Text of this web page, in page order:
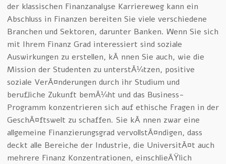
der klassischen Finanzanalyse Karriereweg kann ein
Abschluss in Finanzen bereiten Sie viele verschiedene
Branchen und Sektoren, darunter Banken. Wenn Sie sich
mit Ihrem Finanz Grad interessiert sind soziale
Auswirkungen zu erstellen, kÃ¶nnen Sie auch, wie die
Mission der Studenten zu unterstÃ¼tzen, positive
soziale VerÃ¤nderungen durch ihr Studium und
berufliche Zukunft bemÃ¼ht und das Business-
Programm konzentrieren sich auf ethische Fragen in der
GeschÃ¤ftswelt zu schaffen. Sie kÃ¶nnen zwar eine
allgemeine Finanzierungsgrad vervollstÃ¤ndigen, dass
deckt alle Bereiche der Industrie, die UniversitÃ¤t auch
mehrere Finanz Konzentrationen, einschlieÃŸlich